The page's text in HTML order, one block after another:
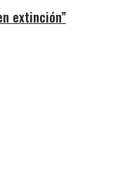
extinción”